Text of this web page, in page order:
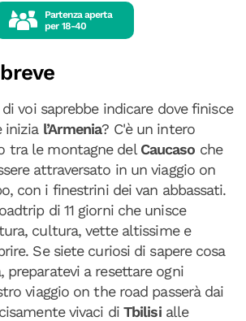
Partenza aperta
per 18-40
voi saprebbe indicare dove finisce
inizia l’Armenia? C'è un intero
tra le montagne del Caucaso che
attraversato in un viaggio on
con i finestrini dei van abbassati.
di 11 giorni che unisce
cultura, vette altissime e
Se siete curiosi di sapere cosa
preparatevi a resettare ogni
viaggio on the road passerà dai
vivaci di Tbilisi alle